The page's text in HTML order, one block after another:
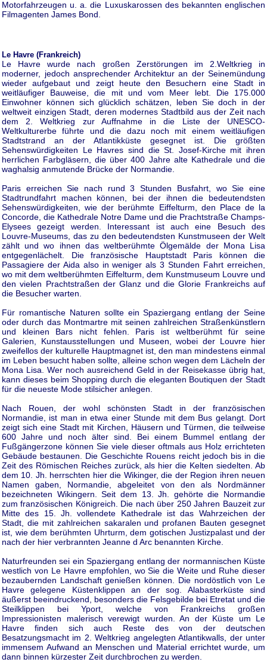
Motorfahrzeugen u. a. die Luxuskarossen des bekannten englischen
Filmagenten James Bond.
Le Havre (Frankreich)
Le Havre wurde nach großen Zerstörungen im 2.Weltkrieg in
moderner, jedoch ansprechender Architektur an der Seinemündung
wieder aufgebaut und zeigt heute den Besuchern eine Stadt in
weitläufiger Bauweise, die mit und vom Meer lebt. Die 175.000
Einwohner können sich glücklich schätzen, leben Sie doch in der
weltweit einzigen Stadt, deren modernes Stadtbild aus der Zeit nach
dem 2. Weltkrieg zur Auffnahme in die Liste der UNESCO-
Weltkulturerbe führte und die dazu noch mit einem weitläufigen
Stadtstrand an der Atlantikküste gesegnet ist. Die größten
Sehenswürdigkeiten Le Havres sind die St. Josef-Kirche mit ihren
herrlichen Farbgläsern, die über 400 Jahre alte Kathedrale und die
waghalsig anmutende Brücke der Normandie.
Paris erreichen Sie nach rund 3 Stunden Busfahrt, wo Sie eine
Stadtrundfahrt machen können, bei der ihnen die bedeutendsten
Sehenswürdigkeiten, wie der berühmte Eiffelturm, den Place de la
Concorde, die Kathedrale Notre Dame und die Prachtstraße Champs-
Elysees gezeigt werden. Interessant ist auch eine Besuch des
Louvre-Museums, das zu den bedeutendsten Kunstmuseen der Welt
zählt und wo ihnen das weltberühmte Ölgemälde der Mona Lisa
entgegenlächelt. Die französische Hauptstadt Paris können die
Passagiere der Aida also in weniger als 3 Stunden Fahrt erreichen,
wo mit dem weltberühmten Eiffelturm, dem Kunstmuseum Louvre und
den vielen Prachtstraßen der Glanz und die Glorie Frankreichs auf
die Besucher warten.
Für romantische Naturen sollte ein Spaziergang entlang der Seine
oder durch das Montmartre mit seinen zahlreichen Straßenkünstlern
und kleinen Bars nicht fehlen. Paris ist weltberühmt für seine
Galerien, Kunstausstellungen und Museen, wobei der Louvre hier
zweifellos der kulturelle Hauptmagnet ist, den man mindestens einmal
im Leben besucht haben sollte, alleine schon wegen dem Lächeln der
Mona Lisa. Wer noch ausreichend Geld in der Reisekasse übrig hat,
kann dieses beim Shopping durch die eleganten Boutiquen der Stadt
für die neueste Mode stilsicher anlegen.
Nach Rouen, der wohl schönsten Stadt in der französischen
Normandie, ist man in etwa einer Stunde mit dem Bus gelangt. Dort
zeigt sich eine Stadt mit Kirchen, Häusern und Türmen, die teilweise
600 Jahre und noch älter sind. Bei einem Bummel entlang der
Fußgängerzone können Sie viele dieser oftmals aus Holz errichteten
Gebäude bestaunen. Die Geschichte Rouens reicht jedoch bis in die
Zeit des Römischen Reiches zurück, als hier die Kelten siedelten. Ab
dem 10. Jh. herrschten hier die Wikinger, die der Region ihren neuen
Namen gaben, Normandie, abgeleitet von den als Nordmänner
bezeichneten Wikingern. Seit dem 13. Jh. gehörte die Normandie
zum französischen Königreich. Die nach über 250 Jahren Bauzeit zur
Mitte des 15. Jh. vollendete Kathedrale ist das Wahrzeichen der
Stadt, die mit zahlreichen sakaralen und profanen Bauten gesegnet
ist, wie dem berühmten Uhrturm, dem gotischen Justizpalast und der
nach der hier verbrannten Jeanne d Arc benannten Kirche.
Naturfreunden sei ein Spaziergang entlang der normannischen Küste
westlich von Le Havre empfohlen, wo Sie die Weite und Ruhe dieser
bezaubernden Landschaft genießen können. Die nordöstlich von Le
Havre gelegene Küstenklippen an der sog. Alabasterküste sind
äußerst beeindruckend, besonders die Felsgebilde bei Etretat und die
Steilklippen bei Yport, welche von Frankreichs großen
Impressionisten malerisch verewigt wurden. An der Küste um Le
Havre finden sich auch Reste des von der deutschen
Besatzungsmacht im 2. Weltkrieg angelegten Atlantikwalls, der unter
immensem Aufwand an Menschen und Material errichtet wurde, um
dann binnen kürzester Zeit durchbrochen zu werden.